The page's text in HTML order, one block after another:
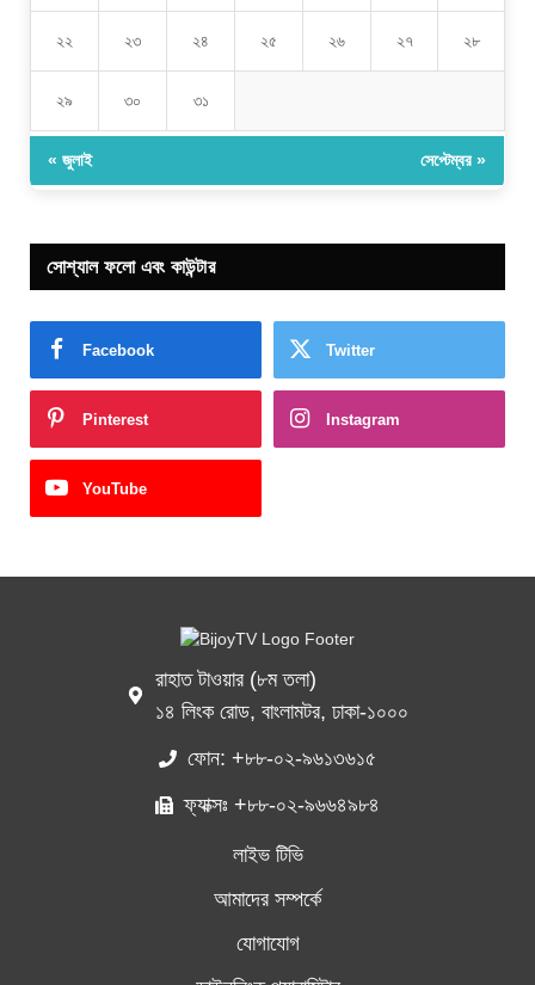
২২ ২৩ ২৪ ২৫ ২৬ ২৭ ২৮
২৯ ৩০ ৩১
« জুলাই সেপ্টেম্বর »
সোশ্যাল ফলো এবং কাউন্টার
Facebook Twitter
Pinterest Instagram
YouTube
রাহাত টাওয়ার (৮ম তলা)
১৪ লিংক রোড, বাংলামটর, ঢাকা-১০০০
ফোন: +৮৮-০২-৯৬১৩৬১৫
ফ্যাক্সঃ +৮৮-০২-৯৬৬৪৯৮৪
লাইভ টিভি
আমাদের সম্পর্কে
যোগাযোগ